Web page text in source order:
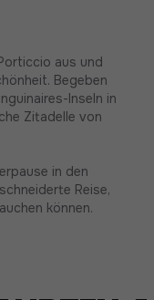
aus und
Begeben
Inseln in
Zitadelle von
in den
Reise,
können.